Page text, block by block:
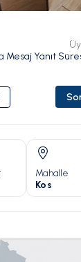
Mesaj Yanıt
Mahalle
Kos